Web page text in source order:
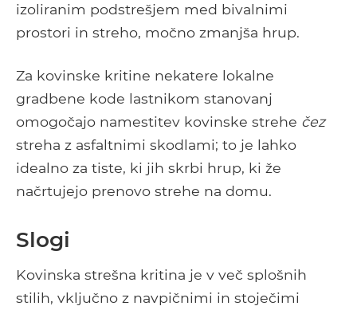
izoliranim podstrešjem med bivalnimi
prostori in streho, močno zmanjša hrup.
Za kovinske kritine nekatere lokalne
gradbene kode lastnikom stanovanj
omogočajo namestitev kovinske strehe čez
streha z asfaltnimi skodlami; to je lahko
idealno za tiste, ki jih skrbi hrup, ki že
načrtujejo prenovo strehe na domu.
Slogi
Kovinska strešna kritina je v več splošnih
stilih, vključno z navpičnimi in stoječimi